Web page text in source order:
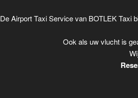
De Airport Taxi Service van BOTLEK Taxi
Ook als uw vlucht is